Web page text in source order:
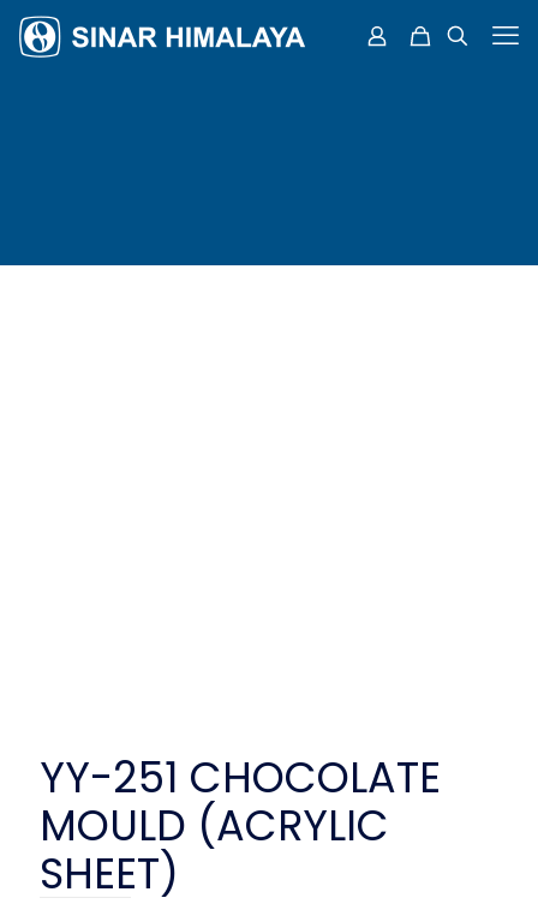
YY-251 CHOCOLATE
MOULD (ACRYLIC
SHEET)